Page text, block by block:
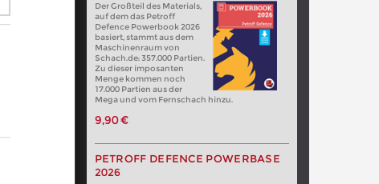
Der Großteil des Materials,
auf dem das Petroff
Defence Powerbook 2026
basiert, stammt aus dem
Maschinenraum von
Schach.de: 357.000 Partien.
Zu dieser imposanten
Menge kommen noch
17.000 Partien aus der
Mega und vom Fernschach hinzu.
9,90 €
PETROFF DEFENCE POWERBASE
2026